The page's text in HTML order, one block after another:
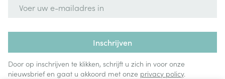
Inschrijven
Door op inschrijven te klikken, schrijft u zich in voor onze
nieuwsbrief en gaat u akkoord met onze privacy policy.